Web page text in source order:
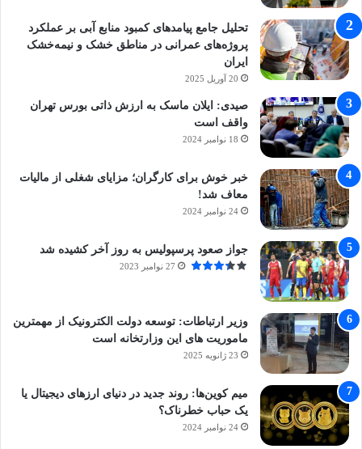
تحلیل جامع پیامدهای کمبود منابع آبی بر عملکرد
پروژه‌های عمرانی در مناطق خشک و نیمه‌خشک
ایران
20 آوریل 2025
صیدی: ایلان ماسک به ارزش ذاتی بورس تهران
واقف است
18 نوامبر 2024
خبر خوش برای کارگران؛ مزایای شغلی از مالیات
معاف شد!
24 نوامبر 2024
جواز صعود پرسپولیس به روز آخر کشیده شد
27 نوامبر 2023
وزیر ارتباطات: توسعه دولت الکترونیک از مهمترین
ماموریت های این وزارتخانه است
23 ژانویه 2025
میم کوین‌ها: روند جدید در دنیای ارزهای دیجیتال یا
یک حباب خطرناک؟
24 نوامبر 2024